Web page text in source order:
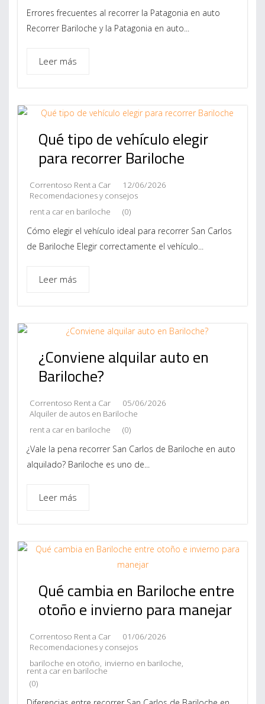
Errores frecuentes al recorrer la Patagonia en auto
Recorrer Bariloche y la Patagonia en auto...
Leer más
Qué tipo de vehículo elegir
para recorrer Bariloche
Correntoso Rent a Car
12/06/2026
Recomendaciones y consejos
rent a car en bariloche
(0)
Cómo elegir el vehículo ideal para recorrer San Carlos
de Bariloche Elegir correctamente el vehículo...
Leer más
¿Conviene alquilar auto en
Bariloche?
Correntoso Rent a Car
05/06/2026
Alquiler de autos en Bariloche
rent a car en bariloche
(0)
¿Vale la pena recorrer San Carlos de Bariloche en auto
alquilado? Bariloche es uno de...
Leer más
Qué cambia en Bariloche entre
otoño e invierno para manejar
Correntoso Rent a Car
01/06/2026
Recomendaciones y consejos
bariloche en otoño, invierno en bariloche,
rent a car en bariloche
(0)